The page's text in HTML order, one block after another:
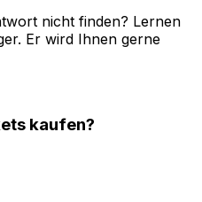
nicht finden? Lernen
Er wird Ihnen gerne
kaufen?